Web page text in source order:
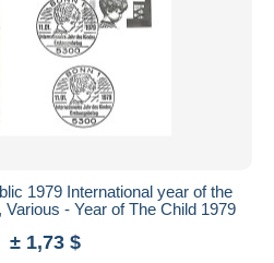
1979 International year of the
- Year of The Child 1979
± 1,73 $